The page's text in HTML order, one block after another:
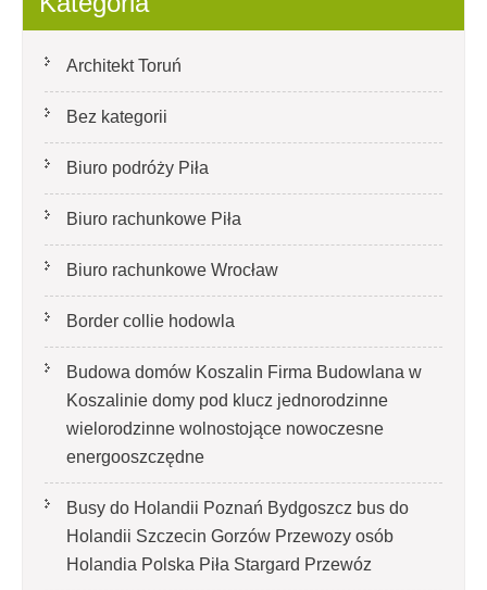
wpisach
Architekt Toruń
Bez kategorii
Biuro podróży Piła
Biuro rachunkowe Piła
Biuro rachunkowe Wrocław
Border collie hodowla
Budowa domów Koszalin Firma Budowlana w
Koszalinie domy pod klucz jednorodzinne
wielorodzinne wolnostojące nowoczesne
energooszczędne
Busy do Holandii Poznań Bydgoszcz bus do
Holandii Szczecin Gorzów Przewozy osób
Holandia Polska Piła Stargard Przewóz